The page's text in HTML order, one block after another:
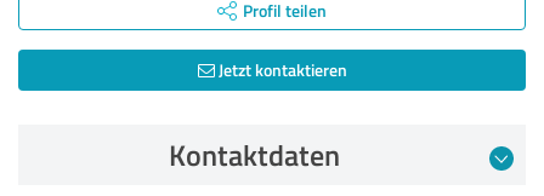
Profil teilen
Jetzt kontaktieren
Kontaktdaten